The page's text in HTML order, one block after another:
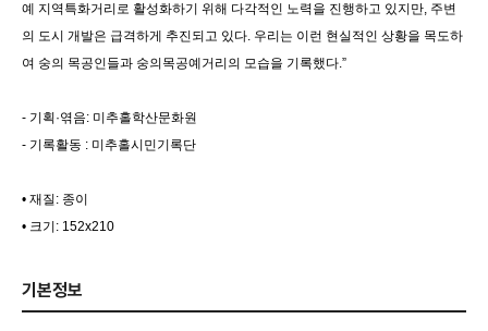
예 지역특화거리로 활성화하기 위해 다각적인 노력을 진행하고 있지만, 주변
의 도시 개발은 급격하게 추진되고 있다. 우리는 이런 현실적인 상황을 목도하
여 숭의 목공인들과 숭의목공예거리의 모습을 기록했다.”
- 기획·엮음: 미추홀학산문화원
- 기록활동 : 미추홀시민기록단
• 재질: 종이
• 크기: 152x210
기본정보